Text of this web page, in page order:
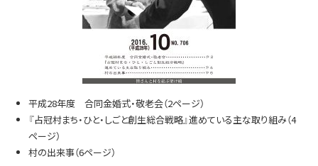
平成28年度 合同金婚式・敬老会（2ページ）
『占冠村まち・ひと・しごと創生総合戦略』進めている主な取り組み（4
ページ）
村の出来事（6ページ）